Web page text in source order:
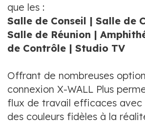
que les :
Salle de Conseil | Salle de
Salle de Réunion |
de Contrôle | Studio TV
Offrant de nombreuses
connexion X-WALL Plus
flux de travail efficaces avec
des couleurs fidèles à la